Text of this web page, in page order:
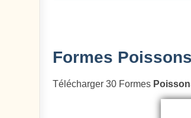
Formes
Télécharger 30 Formes